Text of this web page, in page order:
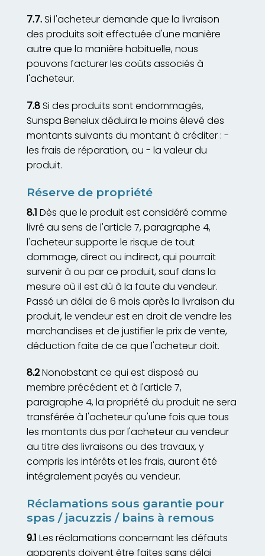
7.7.Si l'acheteur demande que la livraison
des produits soit effectuée d'une manière
autre que la manière habituelle, nous
pouvons facturer les coûts associés à
l'acheteur.
7.8Si des produits sont endommagés,
Sunspa Benelux déduira le moins élevé des
montants suivants du montant à créditer : -
les frais de réparation, ou - la valeur du
produit.
Réserve de propriété
8.1 Dès que le produit est considéré comme
livré au sens de l'article 7, paragraphe 4,
l'acheteur supporte le risque de tout
dommage, direct ou indirect, qui pourrait
survenir à ou par ce produit, sauf dans la
mesure où il est dû à la faute du vendeur.
Passé un délai de 6 mois après la livraison du
produit, le vendeur est en droit de vendre les
marchandises et de justifier le prix de vente,
déduction faite de ce que l'acheteur doit.
8.2Nonobstant ce qui est disposé au
membre précédent et à l'article 7,
paragraphe 4, la propriété du produit ne sera
transférée à l'acheteur qu'une fois que tous
les montants dus par l'acheteur au vendeur
au titre des livraisons ou des travaux, y
compris les intérêts et les frais, auront été
intégralement payés au vendeur.
Réclamations sous garantie pour
spas / jacuzzis / bains à remous
9.1 Les réclamations concernant les défauts
apparents doivent être faites sans délai